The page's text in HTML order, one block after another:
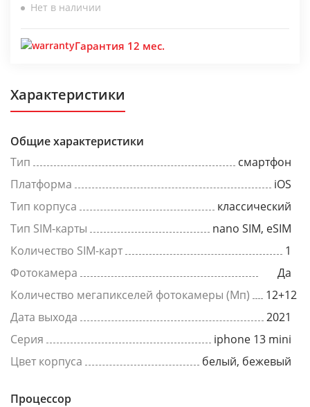
Нет в наличии
Гарантия 12 мес.
Характеристики
Общие характеристики
Тип
смартфон
Платформа
iOS
Тип корпуса
классический
Тип SIM-карты
nano SIM, eSIM
Количество SIM-карт
1
Фотокамера
Да
Количество мегапикселей фотокамеры (Мп)
12+12
Дата выхода
2021
Серия
iphone 13 mini
Цвет корпуса
белый, бежевый
Процессор